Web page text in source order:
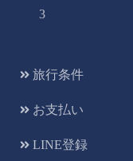
3
旅行条件
お支払い
LINE登録